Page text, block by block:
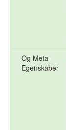
Og Meta
Egenskaber